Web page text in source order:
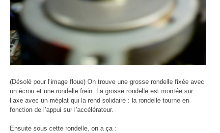
(Désolé pour l’image floue) On trouve une grosse rondelle fixée avec
un écrou et une rondelle frein. La grosse rondelle est montée sur
l’axe avec un méplat qui la rend solidaire : la rondelle tourne en
fonction de l’appui sur l’accélérateur.
Ensuite sous cette rondelle, on a ça :